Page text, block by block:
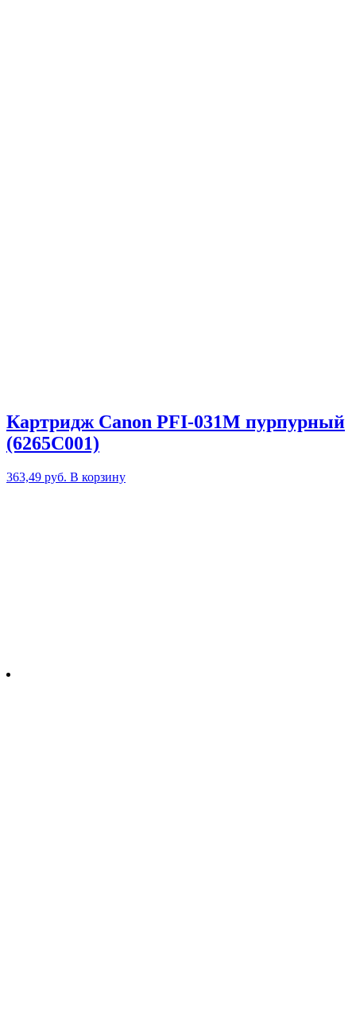
Картридж Canon PFI-031M пурпурный
(6265C001)
363,49 руб. В корзину